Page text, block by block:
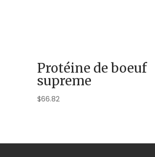
Protéine de boeuf
supreme
$66.82